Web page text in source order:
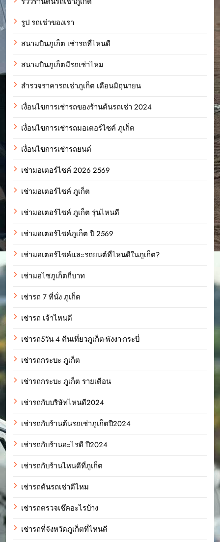
รูป รถเช่าของเรา
สนามบินภูเก็ต เช่ารถที่ไหนดี
สนามบินภูเก็ตมีรถเช่าไหม
สำรวจราคารถเช่าภูเก็ต เดือนมิถุนายน
เงื่อนไขการเช่ารถของร้านต้นรถเช่า 2024
เงื่อนไขการเช่ารถมอเตอร์ไซค์ ภูเก็ต
เงื่อนไขการเช่ารถยนต์
เช่ามอเตอร์ไซค์ 2026 2569
เช่ามอเตอร์ไซค์ ภูเก็ต
เช่ามอเตอร์ไซค์ ภูเก็ต รุ่นไหนดี
เช่ามอเตอร์ไซค์ภูเก็ต ปี 2569
เช่ามอเตอร์ไซค์และรถยนต์ที่ไหนดีในภูเก็ต?
เช่ามอไซภูเก็ตกี่บาท
เช่ารถ 7 ที่นั่ง ภูเก็ต
เช่ารถ เจ้าไหนดี
เช่ารถ5วัน 4 คืนเที่ยวภูเก็ต-พังงา-กระบี่
เช่ารถกระบะ ภูเก็ต
เช่ารถกระบะ ภูเก็ต รายเดือน
เช่ารถกับบริษัทไหนดี2024
เช่ารถกับร้านต้นรถเช่าภูเก็ตปี2024
เช่ารถกับร้านอะไรดี ปี2024
เช่ารถกับร้านไหนดีที่ภูเก็ต
เช่ารถต้นรถเช่าดีไหม
เช่ารถตรวจเช๊คอะไรบ้าง
เช่ารถที่จังหวัดภูเก็ตที่ไหนดี